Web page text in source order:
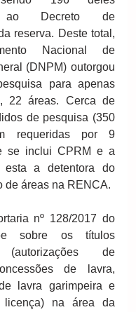
ao Decreto de
reserva. Deste total,
Nacional de
(DNPM) outorgou
para apenas
22 áreas. Cerca de
de pesquisa (350
requeridas por 9
se inclui CPRM e a
esta a detentora do
de áreas na RENCA.
nº 128/2017 do
sobre os títulos
(autorizações de
de lavra,
lavra garimpeira e
licença) na área da